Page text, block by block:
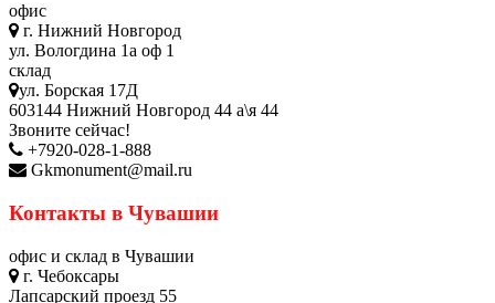
офис
г. Нижний Новгород
ул. Вологдина 1а оф 1
склад
ул. Борская 17Д
603144 Нижний Новгород 44 а\я 44
Звоните сейчас!
+7920-028-1-888
Gkmonument@mail.ru
Контакты в Чувашии
офис и склад в Чувашии
г. Чебоксары
Лапсарский проезд 55